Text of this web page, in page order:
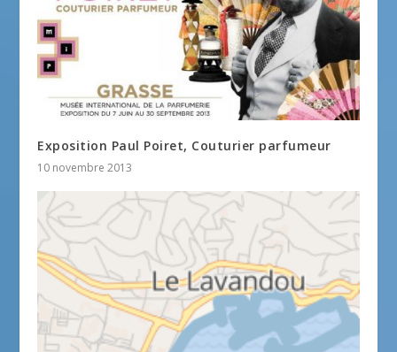
Exposition Paul Poiret, Couturier parfumeur
10 novembre 2013